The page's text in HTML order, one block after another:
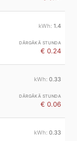
1.4
€ 0.24
0.33
€ 0.06
0.33